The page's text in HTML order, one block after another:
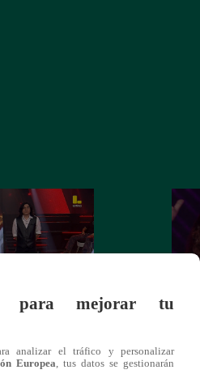
Mateos y
rock
para mejorar tu
analizar el tráfico y personalizar
Europea , tus datos se gestionarán